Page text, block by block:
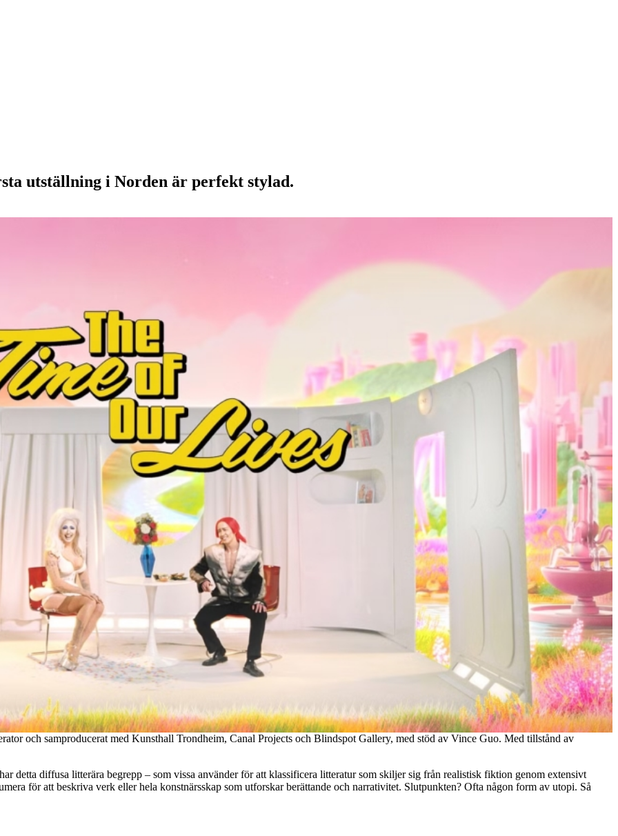
utställning i Norden är perfekt stylad.
och samproducerat med Kunsthall Trondheim, Canal Projects och Blindspot Gallery, med stöd av Vince Guo. Med tillstånd av
detta diffusa litterära begrepp – som vissa använder för att klassificera litteratur som skiljer sig från realistisk fiktion genom extensivt
för att beskriva verk eller hela konstnärsskap som utforskar berättande och narrativitet. Slutpunkten? Ofta någon form av utopi. Så